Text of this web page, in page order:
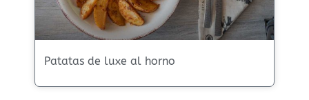
Patatas de luxe al horno